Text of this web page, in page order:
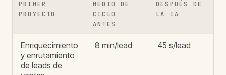
PRIMER
PROYECTO
MEDIO DE
CICLO
ANTES
DESPUÉS DE
LA IA
Enriquecimiento
y enrutamiento
de leads de
8 min/lead 45 s/lead